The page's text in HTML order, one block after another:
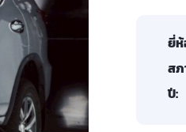
ยี่ห้
ส
ปี: